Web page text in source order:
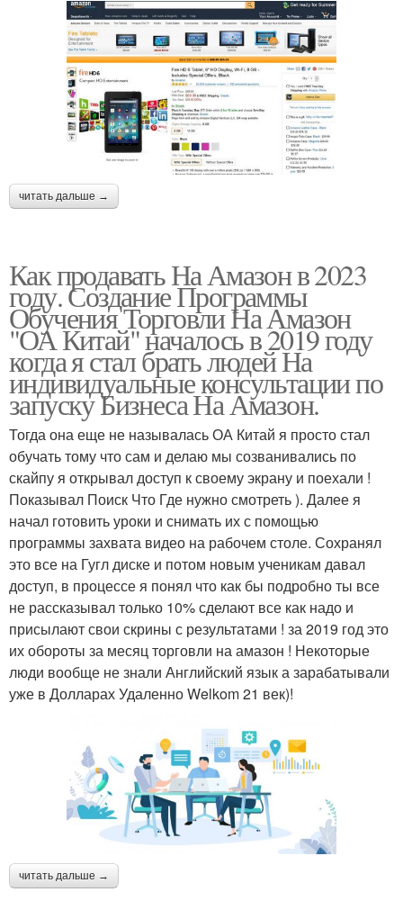
читать дальше →
Как продавать На Амазон в 2023
году. Создание Программы
Обучения Торговли На Амазон
"ОА Китай" началось в 2019 году
когда я стал брать людей На
индивидуальные консультации по
запуску Бизнеса На Амазон.
Тогда она еще не называлась ОА Китай я просто стал
обучать тому что сам и делаю мы созванивались по
скайпу я открывал доступ к своему экрану и поехали !
Показывал Поиск Что Где нужно смотреть ). Далее я
начал готовить уроки и снимать их с помощью
программы захвата видео на рабочем столе. Сохранял
это все на Гугл диске и потом новым ученикам давал
доступ, в процессе я понял что как бы подробно ты все
не рассказывал только 10% сделают все как надо и
присылают свои скрины с результатами ! за 2019 год это
их обороты за месяц торговли на амазон ! Некоторые
люди вообще не знали Английский язык а зарабатывали
уже в Долларах Удаленно Welkom 21 век)!
читать дальше →